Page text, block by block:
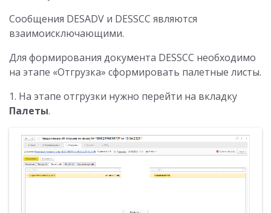
Сообщения DESADV и DESSCC являются
взаимоисключающими.
Для формирования документа DESSCC необходимо
на этапе «Отгрузка» сформировать палетные листы.
1. На этапе отгрузки нужно перейти на вкладку
Палеты.